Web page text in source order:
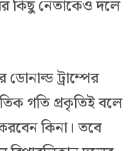
কিছু নেতাকেও দলে
ট্রাম্পের
গতি প্রকৃতিই বলে
কিনা। তবে